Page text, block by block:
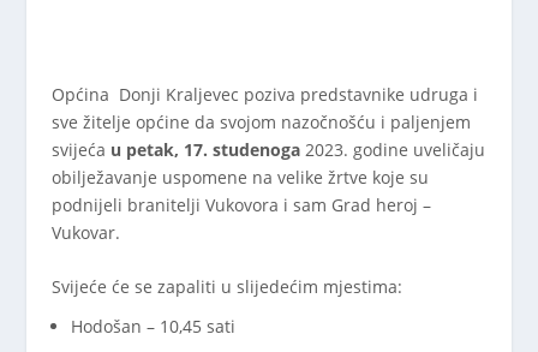
Općina Donji Kraljevec poziva predstavnike udruga i
sve žitelje općine da svojom nazočnošću i paljenjem
svijeća u petak, 17. studenoga2023. godine uveličaju
obilježavanje uspomene na velike žrtve koje su
podnijeli branitelji Vukovora i sam Grad heroj –
Vukovar.
Svijeće će se zapaliti u slijedećim mjestima:
Hodošan – 10,45 sati